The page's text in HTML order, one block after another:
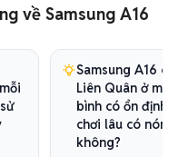
về Samsung A16
Samsung A16
Liên Quân ở mức
bình có ổn định
chơi lâu có nóng
không?